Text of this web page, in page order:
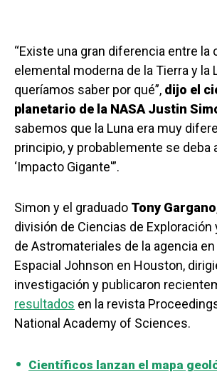
“Existe una gran diferencia entre la
elemental moderna de la Tierra y la
queríamos saber por qué”, dijo el
planetario de la NASA Justin
sabemos que la Luna era muy
principio, y probablemente se deba
‘Impacto Gigante'”.
Simon y el graduado Tony Gargano
división de Ciencias de
de Astromateriales de la agencia
Espacial Johnson en Houston,
investigación y publicaron
resultados en la revista
National Academy of Sciences.
Científicos lanzan el mapa